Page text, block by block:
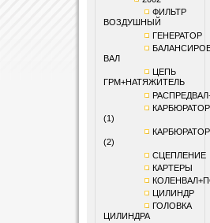
ФИЛЬТР
ВОЗДУШНЫЙ
ГЕНЕРАТОР
ВАЛ
ЦЕПЬ
ГРМ+НАТЯЖИТЕЛЬ
КАРБЮРАТОР
(1)
КАРБЮРАТОР
(2)
СЦЕПЛЕНИЕ
КАРТЕРЫ
ЦИЛИНДР
ГОЛОВКА
ЦИЛИНДРА